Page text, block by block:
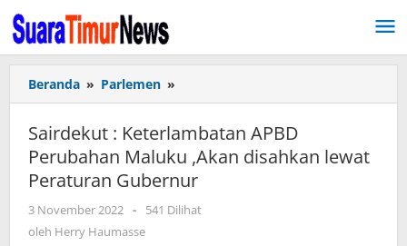
Lewati
ke
konten
Beranda » Parlemen »
:
Keterlambatan
APBD
Perubahan
Maluku
disahkan
Sairdekut : Keterlambatan APBD
Perubahan Maluku ,Akan disahkan lewat
Peraturan Gubernur
3 November 2022 oleh
Herry
-
541 Dilihat
oleh Herry Haumasse